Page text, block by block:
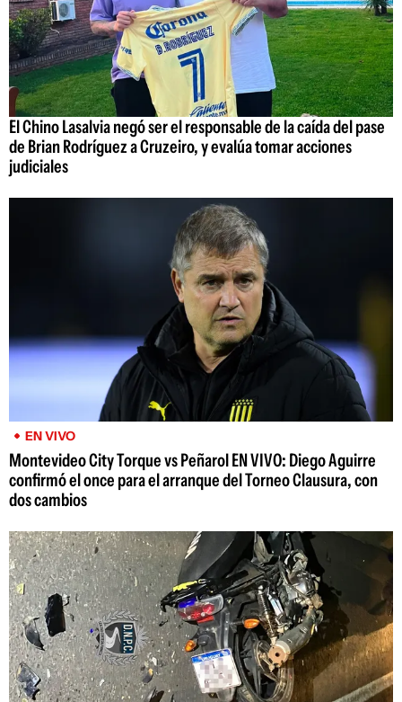
El Chino Lasalvia negó ser el responsable de la caída del pase
de Brian Rodríguez a Cruzeiro, y evalúa tomar acciones
judiciales
EN VIVO
Montevideo City Torque vs Peñarol EN VIVO: Diego Aguirre
confirmó el once para el arranque del Torneo Clausura, con
dos cambios